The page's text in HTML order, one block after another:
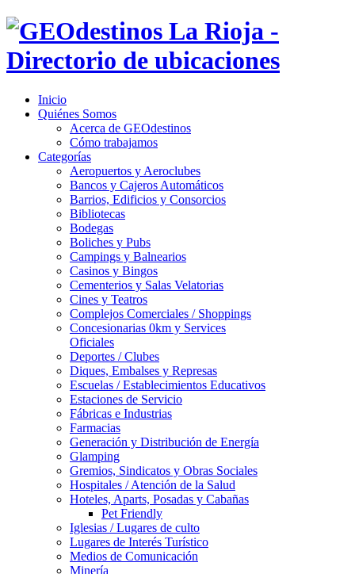
Inicio
Quiénes Somos
Acerca de GEOdestinos
Cómo trabajamos
Categorías
Aeropuertos y Aeroclubes
Bancos y Cajeros Automáticos
Barrios, Edificios y Consorcios
Bibliotecas
Bodegas
Boliches y Pubs
Campings y Balnearios
Casinos y Bingos
Cementerios y Salas Velatorias
Cines y Teatros
Complejos Comerciales / Shoppings
Concesionarias 0km y Services
Oficiales
Deportes / Clubes
Diques, Embalses y Represas
Escuelas / Establecimientos Educativos
Estaciones de Servicio
Fábricas e Industrias
Farmacias
Generación y Distribución de Energía
Glamping
Gremios, Sindicatos y Obras Sociales
Hospitales / Atención de la Salud
Hoteles, Aparts, Posadas y Cabañas
Pet Friendly
Iglesias / Lugares de culto
Lugares de Interés Turístico
Medios de Comunicación
Minería